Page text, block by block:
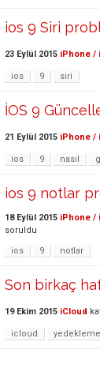
ios 9 Siri
23 Eylül 2015 iPhone /
ios 9 siri
İOS 9
21 Eylül 2015 iPhone /
ios 9 nasıl
ios 9 notlar
18 Eylül 2015 iPhone /
soruldu
ios
9 notlar
Son birkaç
19 Ekim 2015 iCloud
icloud yedekleme